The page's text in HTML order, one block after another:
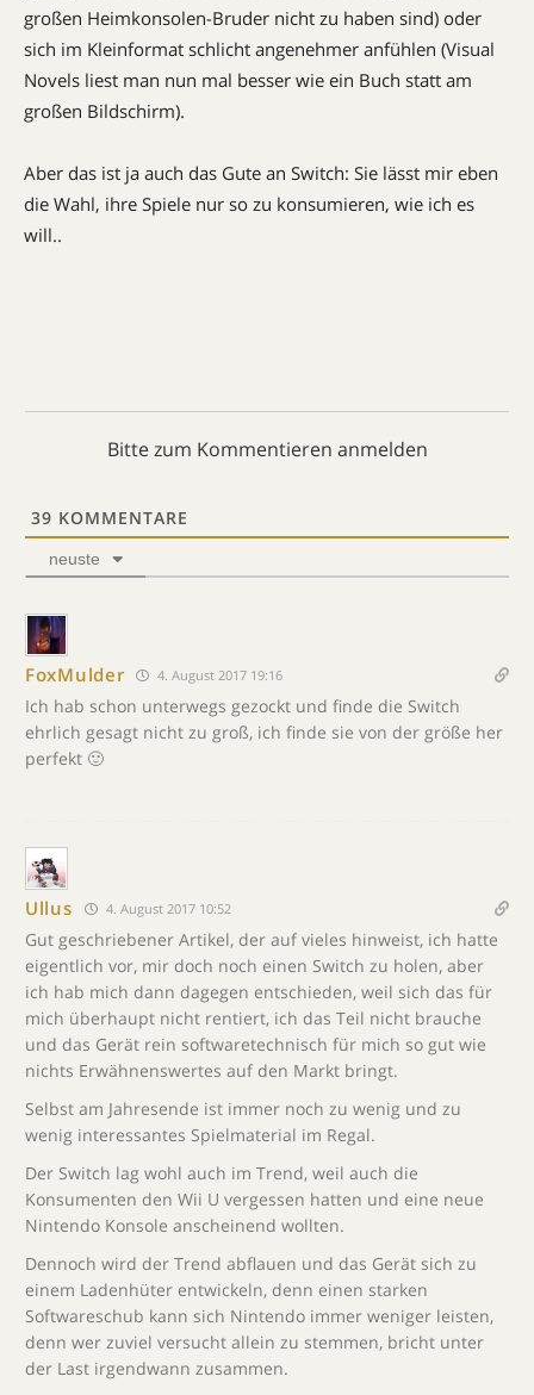
großen Heimkonsolen-Bruder nicht zu haben sind) oder
sich im Kleinformat schlicht angenehmer anfühlen (Visual
Novels liest man nun mal besser wie ein Buch statt am
großen Bildschirm).
Aber das ist ja auch das Gute an Switch: Sie lässt mir eben
die Wahl, ihre Spiele nur so zu konsumieren, wie ich es
will..
Bitte zum Kommentieren anmelden
39 KOMMENTARE
neuste
FoxMulder 4. August 2017 19:16
Ich hab schon unterwegs gezockt und finde die Switch
ehrlich gesagt nicht zu groß, ich finde sie von der größe her
perfekt 🙂
Ullus 4. August 2017 10:52
Gut geschriebener Artikel, der auf vieles hinweist, ich hatte
eigentlich vor, mir doch noch einen Switch zu holen, aber
ich hab mich dann dagegen entschieden, weil sich das für
mich überhaupt nicht rentiert, ich das Teil nicht brauche
und das Gerät rein softwaretechnisch für mich so gut wie
nichts Erwähnenswertes auf den Markt bringt.
Selbst am Jahresende ist immer noch zu wenig und zu
wenig interessantes Spielmaterial im Regal.
Der Switch lag wohl auch im Trend, weil auch die
Konsumenten den Wii U vergessen hatten und eine neue
Nintendo Konsole anscheinend wollten.
Dennoch wird der Trend abflauen und das Gerät sich zu
einem Ladenhüter entwickeln, denn einen starken
Softwareschub kann sich Nintendo immer weniger leisten,
denn wer zuviel versucht allein zu stemmen, bricht unter
der Last irgendwann zusammen.